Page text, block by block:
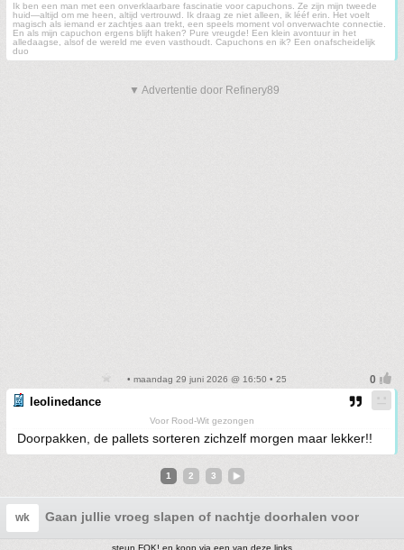
Ik ben een man met een onverklaarbare fascinatie voor capuchons. Ze zijn mijn tweede
huid—altijd om me heen, altijd vertrouwd. Ik draag ze niet alleen, ik lééf erin. Het voelt
magisch als iemand er zachtjes aan trekt, een speels moment vol onverwachte connectie.
En als mijn capuchon ergens blijft haken? Pure vreugde! Een klein avontuur in het
alledaagse, alsof de wereld me even vasthoudt. Capuchons en ik? Een onafscheidelijk
duo
▼ Advertentie door Refinery89
• maandag 29 juni 2026 @ 16:50 • 25
leolinedance
Voor Rood-Wit gezongen
Doorpakken, de pallets sorteren zichzelf morgen maar lekker!!
1 2 3
wk Gaan jullie vroeg slapen of nachtje doorhalen voor NED-
steun FOK! en koop via een van deze links